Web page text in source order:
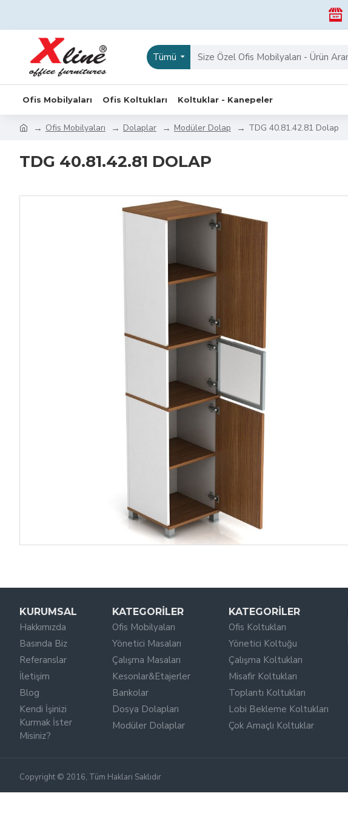
Tümü
Ofis Mobilyaları Ofis Koltukları Koltuklar - Kanepeler
Ofis Mobilyaları Dolaplar Modüler Dolap TDG 40.81.42.81 Dolap
TDG 40.81.42.81 DOLAP
KURUMSAL
Hakkımızda
Basında Biz
Referanslar
İletişim
Blog
Kendi İşinizi
Kurmak İster
Misiniz?
KATEGORILER
Ofis Mobilyaları
Yönetici Masaları
Çalışma Masaları
Kesonlar&Etajerler
Bankolar
Dosya Dolapları
Modüler Dolaplar
KATEGORILER
Ofis Koltukları
Yönetici Koltuğu
Çalışma Koltukları
Misafir Koltukları
Toplantı Koltukları
Lobi Bekleme Koltukları
Çok Amaçlı Koltuklar
Copyright © 2016, Tüm Hakları Saklıdır